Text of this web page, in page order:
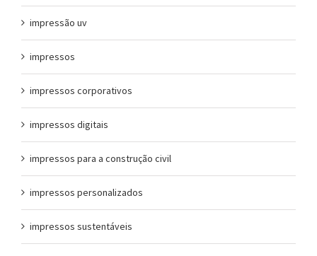
impressão uv
impressos
impressos corporativos
impressos digitais
impressos para a construção civil
impressos personalizados
impressos sustentáveis